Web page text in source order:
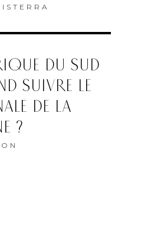
DU SUD
SUIVRE LE
DE LA
?